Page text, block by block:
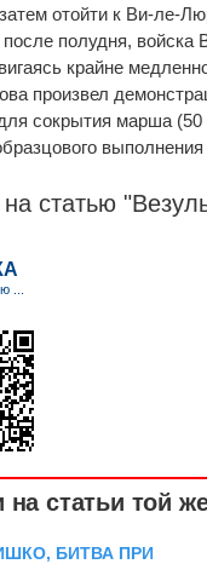
отойти к Ви-ле-
после полудня,
крайне
произвел
сокрытия марша
статью
статьи той
БИТВА ПРИ